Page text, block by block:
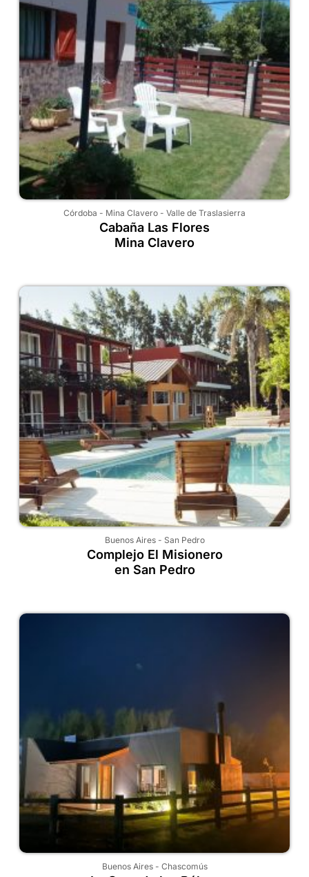
Córdoba - Mina Clavero - Valle de Traslasierra
Cabaña Las Flores
Mina Clavero
Buenos Aires- San Pedro
Complejo El Misionero
en San Pedro
Buenos Aires- Chascomús